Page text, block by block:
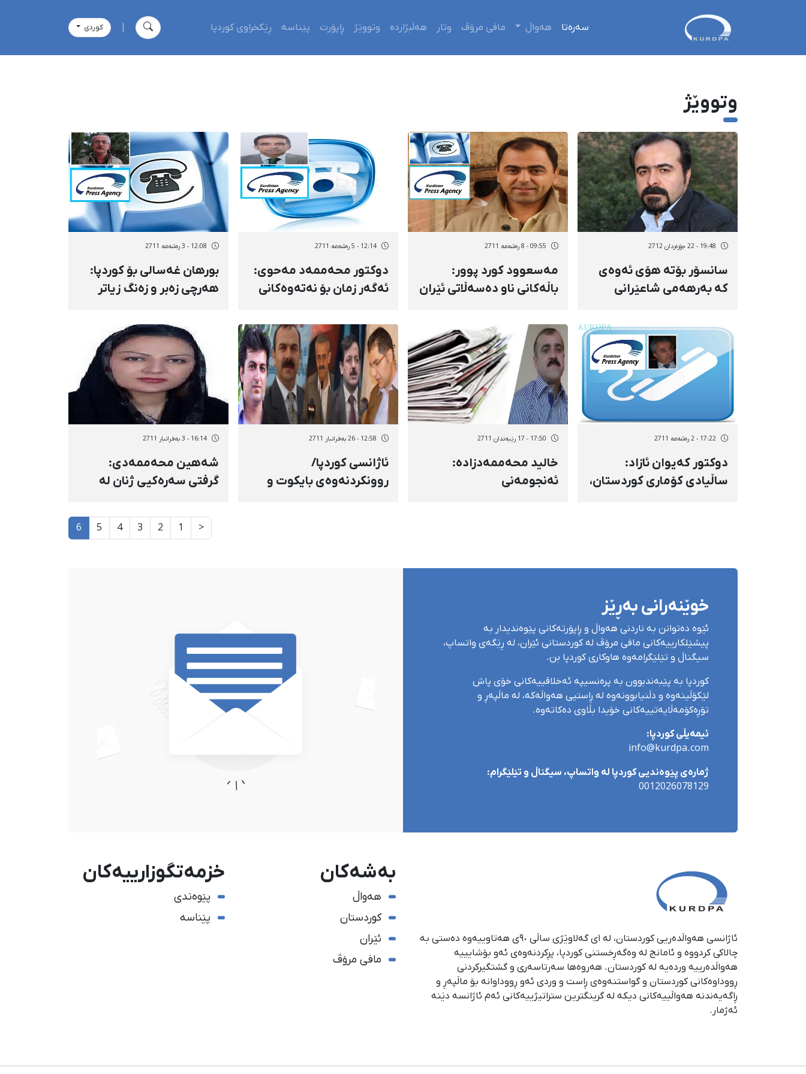
سەرەتا هەواڵ مافی مرۆڤ وتار هەڵبژاردە وتووێژ ڕاپۆرت پێناسە ڕێکخراوی کوردپا كوردی
وتووێژ
19:48 - 22 جۆزەردان 2712
سانسۆر بۆتە هۆی ئەوەی
كە بەرهەمی شاعێرانی
فارسی
09:55 - 8 رەشەمه 2711
مەسعوود كورد پوور:
باڵەكانی ناو دەسەڵاتی ئێران
هەڵبژاردن نیە
12:14 - 5 رەشەمه 2711
دوكتور محەممەد مەحوی:
ئەگەر زمان بۆ نەتەوەكانی
نەتەوەیی بێت، ئەوا بۆ كورد
ناسنامەی رامیاریشە
12:08 - 3 رەشەمه 2711
بورهان غەسالی بۆ كوردپا:
هەرچی زەبر و زەنگ زیاتر
لەلای خەڵك زیاتر گەشە
دەكات
17:22 - 2 رەشەمه 2711
دوكتور كەیوان ئازاد:
ساڵیادی كۆماری كوردستان،
17:50 - 17 رێبەندان 2711
خالید محەممەدزادە:
ئەنجومەنی
12:58 - 26 بەفرانبار 2711
ئاژانسی كوردپا/
روونكردنەوەی بایكوت و
16:14 - 3 بەفرانبار 2711
شەهین محەممەدی:
گرفتی سەرەكیی ژنان لە
رەگەزییە
<
1
2
3
4
5
6
خوێنەرانی بەڕێز
ئێوە دەتوانن بە ناردنی هەواڵ و ڕاپۆرتەکانی پێوەندیدار بە
پیشێلکارییەکانی مافی مرۆڤ لە کوردستانی ئێران، لە ڕێگەی واتساپ،
سیگناڵ و تێلێگرامەوە هاوکاری کوردپا بن.
کوردپا بە پێبەندبوون بە پرەنسیپە ئەخلاقییەکانی خۆی پاش
لێکۆڵینەوە و دڵنیابوونەوە لە ڕاستیی هەواڵەکە، لە ماڵپەڕ و
تۆڕەکۆمەڵایەتییەکانی خۆیدا بڵاوی دەکاتەوە.
ئیمەیڵی کوردپا:
info@kurdpa.com
ژمارەی پێوەندیی کوردپا لە واتساپ، سیگناڵ و تێلێگرام:
0012026078129
ئاژانسی هەواڵدەریی کوردستان، لە ١ی گەلاوێژی ساڵی ٩٠ی هەتاوییەوە دەستی بە
چالاکی کردووە و ئامانج لە وەگەڕخستنی كوردپا، پڕكردنەوەی ئەو بۆشایییە
هەواڵدەرییە وردەیە لە كوردستان. هەروەها سەرتاسەری و گشتگیركردنی
ڕووداوەكانی كوردستان و گواستنەوەی ڕاست و وردی ئەو ڕووداوانە بۆ ماڵپەڕ و
ڕاگەیەندنە هەواڵییەكانی دیكە لە گرینگترین ستراتیژییەكانی ئەم ئاژانسە دێنە
ئەژمار.
بەشەکان
هەواڵ
کوردستان
ئێران
مافی مرۆڤ
خزمەتگوزارییەکان
پێوەندی
پێناسە